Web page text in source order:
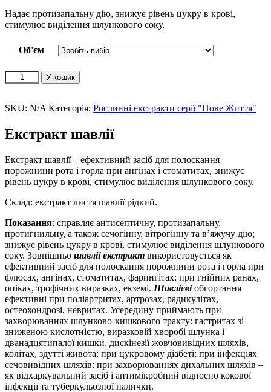
Надає протизапальну дію, знижує рівень цукру в крові,
стимулює виділення шлункового соку.
Об'єм
Екстракт
шавлії
У кошик
SKU: N/A Категорія: Рослинні екстракти серії "Нове Життя"
Екстракт шавлії
Екстракт шавлії – ефективний засіб для полоскання
порожнини рота і горла при ангінах і стоматитах, знижує
рівень цукру в крові, стимулює виділення шлункового соку.
Склад: екстракт листя шавлії рідкий.
Показання: справляє антисептичну, протизапальну,
протигнильну, а також сечогінну, вітрогінну та в’яжучу дію;
знижує рівень цукру в крові, стимулює виділення шлункового
соку. Зовнішньо шавлії екстракт використовується як
ефективний засіб для полоскання порожнини рота і горла при
флюсах, ангінах, стоматитах, фарингітах; при гнійних ранах,
опіках, трофічних виразках, екземі. Шавлієвіобгортання
ефективні при поліартритах, артрозах, радикулітах,
остеохондрозі, невритах. Усередину приймають при
захворюваннях шлунково-кишкового тракту: гастритах зі
зниженою кислотністю, виразковій хворобі шлунка і
дванадцятипалої кишки, дискінезії жовчовивідних шляхів,
колітах, здутті живота; при цукровому діабеті; при інфекціях
сечовивідних шляхів; при захворюваннях дихальних шляхів –
як відхаркувальний засіб і антимікробний відносно кокової
інфекції та туберкульозної палички.